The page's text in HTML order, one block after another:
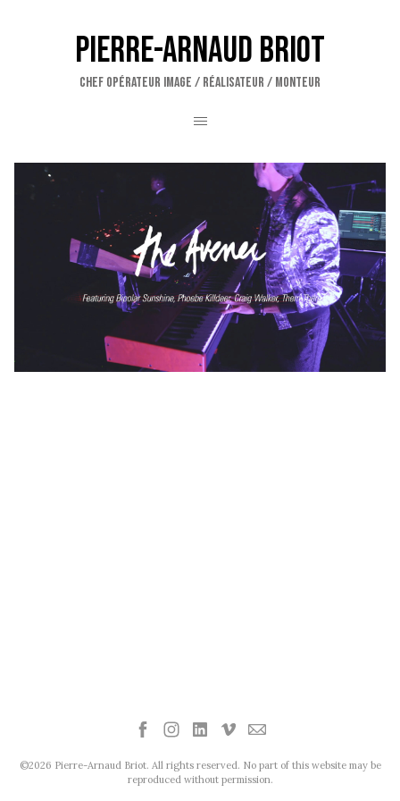
Pierre-Arnaud Briot
CHEF OPÉRATEUR IMAGE / RÉALISATEUR / MONTEUR
©2026 Pierre-Arnaud Briot. All rights reserved. No part of this website may be
reproduced without permission.